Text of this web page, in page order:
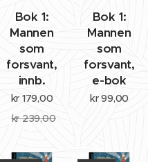
Bok 1:
Mannen
som
forsvant,
innb.
kr 179,00
kr239,00
Bok 1:
Mannen
som
forsvant,
e-bok
kr99,00